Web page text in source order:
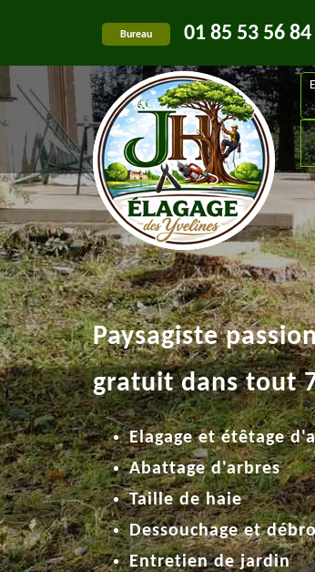
Bureau 01 85 53 56 84
Paysagiste
gratuit dans tout
Elagage et étêtage
Abattage d'arbres
Taille de haie
Dessouchage et
Entretien de jardin